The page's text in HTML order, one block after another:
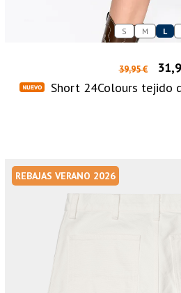
S M L
39,95 €
Short 24Colours tejido
REBAJAS VERANO 2026